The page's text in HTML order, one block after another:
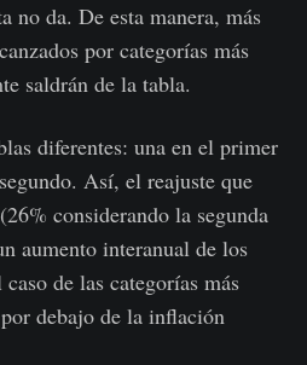
no da. De esta manera, más
por categorías más
saldrán de la tabla.
diferentes: una en el primer
Así, el reajuste que
considerando la segunda
aumento interanual de los
de las categorías más
debajo de la inflación